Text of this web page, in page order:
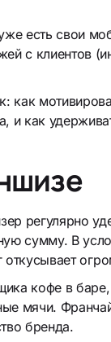
есть свои
с клиентов
как
и как
регулярно
сумму. В
откусывает
кофе в
мячи.
бренда.